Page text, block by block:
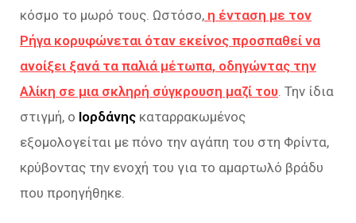
κόσμο το μωρό τους. Ωστόσο, η ένταση με τον
Ρήγα κορυφώνεται όταν εκείνος προσπαθεί να
ανοίξει ξανά τα παλιά μέτωπα, οδηγώντας την
Αλίκη σε μια σκληρή σύγκρουση μαζί του . Την ίδια
στιγμή, ο Ιορδάνης καταρρακωμένος
εξομολογείται με πόνο την αγάπη του στη Φρίντα,
κρύβοντας την ενοχή του για το αμαρτωλό βράδυ
που προηγήθηκε.